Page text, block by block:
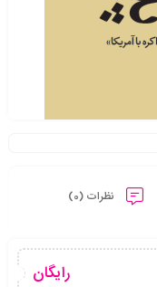
نظرات (0)
رایگان